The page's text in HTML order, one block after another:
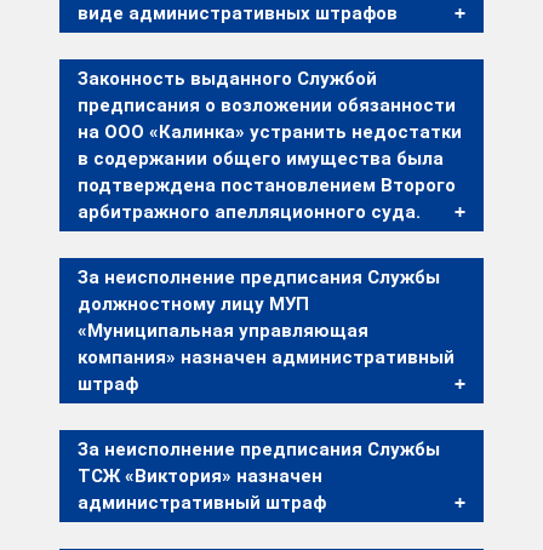
виде административных штрафов
Законность выданного Службой
предписания о возложении обязанности
на ООО «Калинка» устранить недостатки
в содержании общего имущества была
подтверждена постановлением Второго
арбитражного апелляционного суда.
За неисполнение предписания Службы
должностному лицу МУП
«Муниципальная управляющая
компания» назначен административный
штраф
За неисполнение предписания Службы
ТСЖ «Виктория» назначен
административный штраф